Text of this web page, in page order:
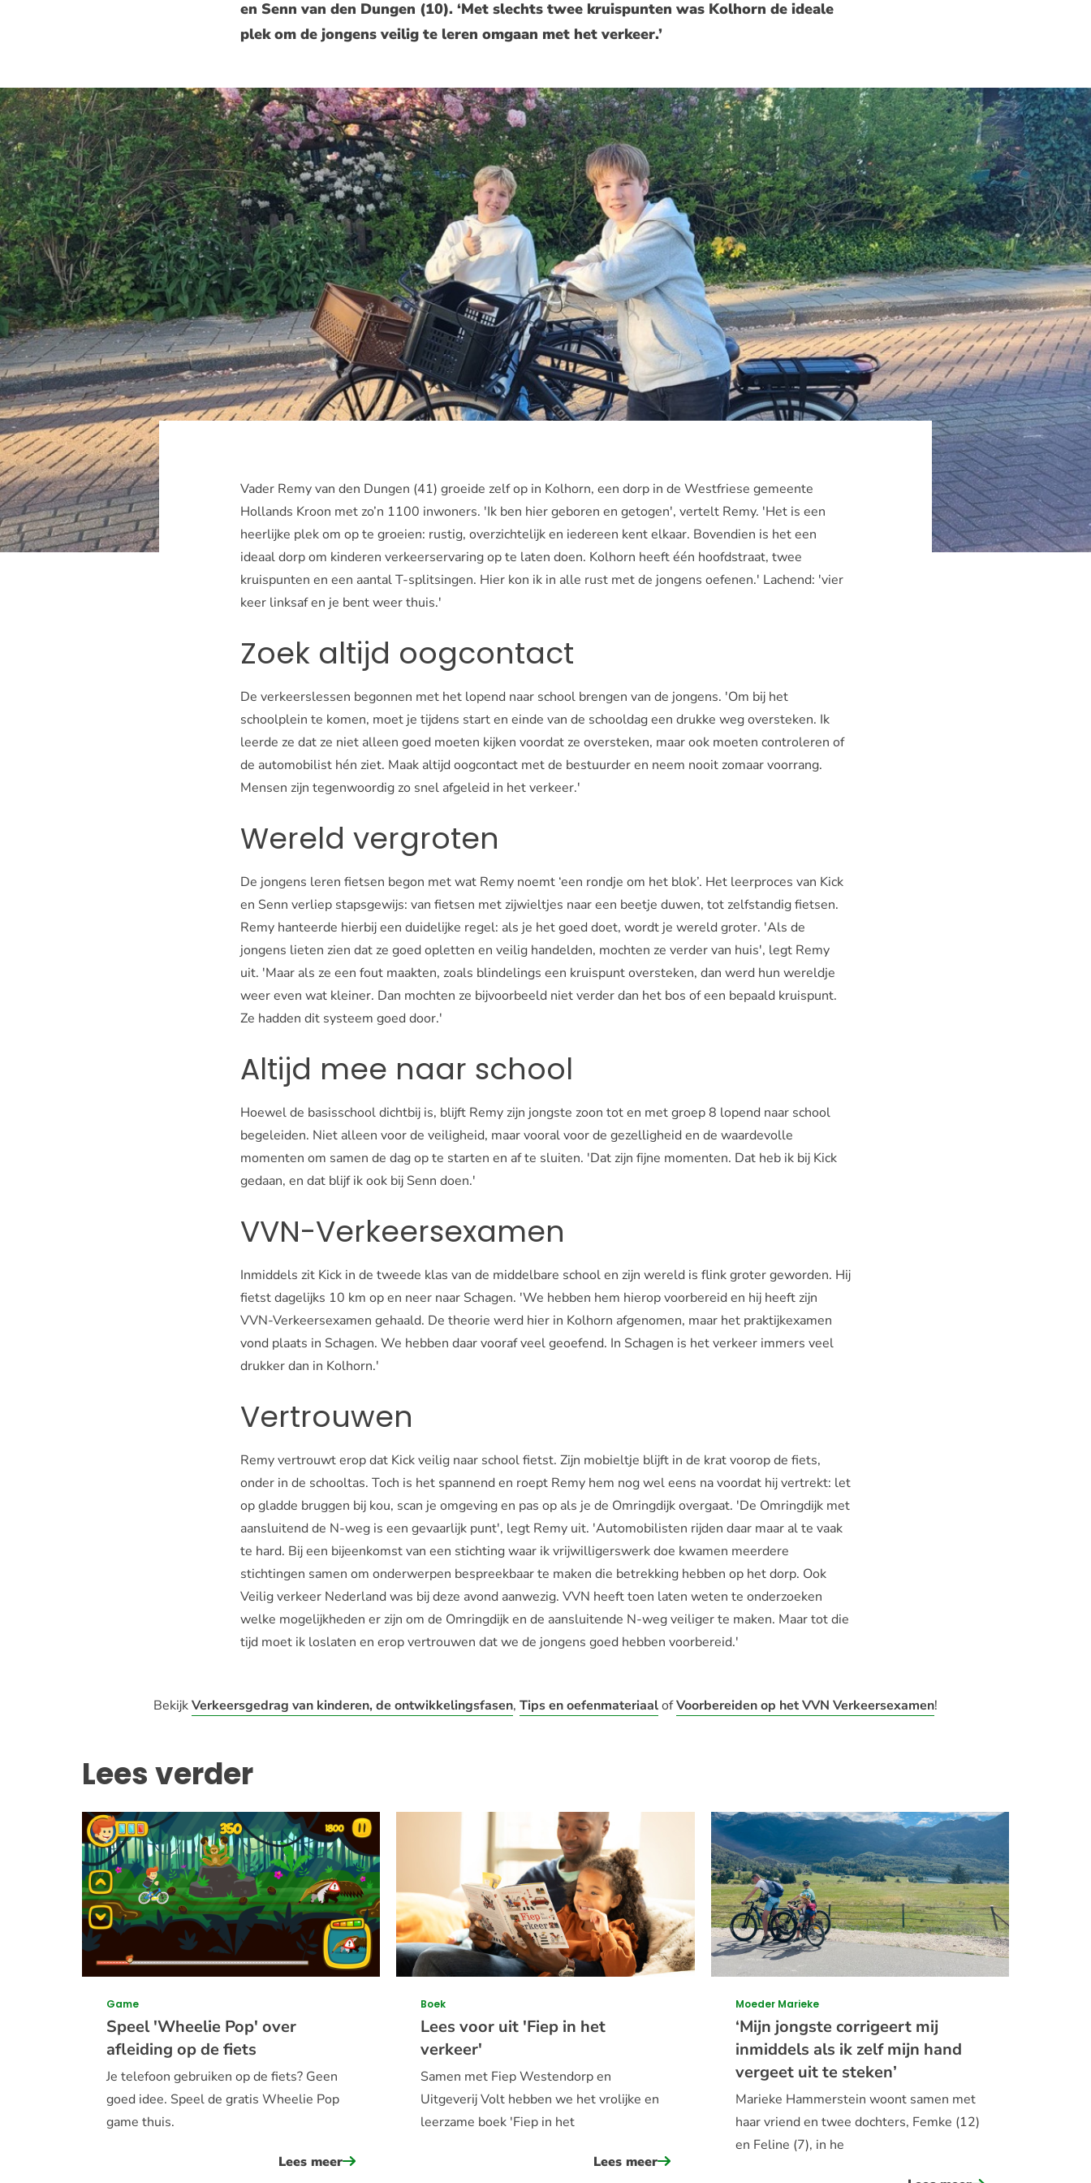
en Senn van den Dungen (10). ‘Met slechts twee kruispunten was Kolhorn de ideale
plek om de jongens veilig te leren omgaan met het verkeer.’
Vader Remy van den Dungen (41) groeide zelf op in Kolhorn, een dorp in de Westfriese gemeente
Hollands Kroon met zo’n 1100 inwoners. 'Ik ben hier geboren en getogen', vertelt Remy. 'Het is een
heerlijke plek om op te groeien: rustig, overzichtelijk en iedereen kent elkaar. Bovendien is het een
ideaal dorp om kinderen verkeerservaring op te laten doen. Kolhorn heeft één hoofdstraat, twee
kruispunten en een aantal T‑splitsingen. Hier kon ik in alle rust met de jongens oefenen.' Lachend: 'vier
keer linksaf en je bent weer thuis.'
Zoek altijd oogcontact
De verkeerslessen begonnen met het lopend naar school brengen van de jongens. 'Om bij het
schoolplein te komen, moet je tijdens start en einde van de schooldag een drukke weg oversteken. Ik
leerde ze dat ze niet alleen goed moeten kijken voordat ze oversteken, maar ook moeten controleren of
de automobilist hén ziet. Maak altijd oogcontact met de bestuurder en neem nooit zomaar voorrang.
Mensen zijn tegenwoordig zo snel afgeleid in het verkeer.'
Wereld vergroten
De jongens leren fietsen begon met wat Remy noemt ‘een rondje om het blok’. Het leerproces van Kick
en Senn verliep stapsgewijs: van fietsen met zijwieltjes naar een beetje duwen, tot zelfstandig fietsen.
Remy hanteerde hierbij een duidelijke regel: als je het goed doet, wordt je wereld groter. 'Als de
jongens lieten zien dat ze goed opletten en veilig handelden, mochten ze verder van huis', legt Remy
uit. 'Maar als ze een fout maakten, zoals blindelings een kruispunt oversteken, dan werd hun wereldje
weer even wat kleiner. Dan mochten ze bijvoorbeeld niet verder dan het bos of een bepaald kruispunt.
Ze hadden dit systeem goed door.'
Altijd mee naar school
Hoewel de basisschool dichtbij is, blijft Remy zijn jongste zoon tot en met groep 8 lopend naar school
begeleiden. Niet alleen voor de veiligheid, maar vooral voor de gezelligheid en de waardevolle
momenten om samen de dag op te starten en af te sluiten. 'Dat zijn fijne momenten. Dat heb ik bij Kick
gedaan, en dat blijf ik ook bij Senn doen.'
VVN-Verkeersexamen
Inmiddels zit Kick in de tweede klas van de middelbare school en zijn wereld is flink groter geworden. Hij
fietst dagelijks 10 km op en neer naar Schagen. 'We hebben hem hierop voorbereid en hij heeft zijn
VVN-Verkeersexamen gehaald. De theorie werd hier in Kolhorn afgenomen, maar het praktijkexamen
vond plaats in Schagen. We hebben daar vooraf veel geoefend. In Schagen is het verkeer immers veel
drukker dan in Kolhorn.'
Vertrouwen
Remy vertrouwt erop dat Kick veilig naar school fietst. Zijn mobieltje blijft in de krat voorop de fiets,
onder in de schooltas. Toch is het spannend en roept Remy hem nog wel eens na voordat hij vertrekt: let
op gladde bruggen bij kou, scan je omgeving en pas op als je de Omringdijk overgaat. 'De Omringdijk met
aansluitend de N-weg is een gevaarlijk punt', legt Remy uit. 'Automobilisten rijden daar maar al te vaak
te hard. Bij een bijeenkomst van een stichting waar ik vrijwilligerswerk doe kwamen meerdere
stichtingen samen om onderwerpen bespreekbaar te maken die betrekking hebben op het dorp. Ook
Veilig verkeer Nederland was bij deze avond aanwezig. VVN heeft toen laten weten te onderzoeken
welke mogelijkheden er zijn om de Omringdijk en de aansluitende N-weg veiliger te maken. Maar tot die
tijd moet ik loslaten en erop vertrouwen dat we de jongens goed hebben voorbereid.'
BekijkVerkeersgedrag van kinderen, de ontwikkelingsfasen, Tips en oefenmateriaalofVoorbereiden op het VVN Verkeersexamen!
Lees verder
Speel 'Wheelie Pop' over
afleiding op de fiets
Game
Je telefoon gebruiken op de fiets? Geen
goed idee. Speel de gratis Wheelie Pop
game thuis.
Lees meerover
Lees voor uit 'Fiep in het
verkeer'
Boek
Samen met Fiep Westendorp en
Uitgeverij Volt hebben we het vrolijke en
leerzame boek 'Fiep in het
Lees meerover
‘Mijn jongste corrigeert mij
inmiddels als ik zelf mijn hand
vergeet uit te steken’
Moeder Marieke
Marieke Hammerstein woont samen met
haar vriend en twee dochters, Femke (12)
en Feline (7), in he